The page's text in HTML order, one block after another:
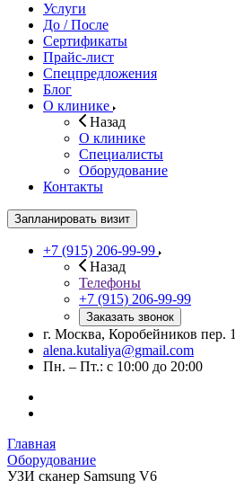
Услуги
До / После
Сертификаты
Прайс-лист
Спецпредложения
Блог
О клинике
Назад
О клинике
Специалисты
Оборудование
Контакты
Запланировать визит
+7 (915) 206-99-99
Назад
Телефоны
+7 (915) 206-99-99
Заказать звонок
г. Москва, Коробейников пер. 1
alena.kutaliya@gmail.com
Пн. – Пт.: с 10:00 до 20:00
Главная
Оборудование
УЗИ сканер Samsung V6